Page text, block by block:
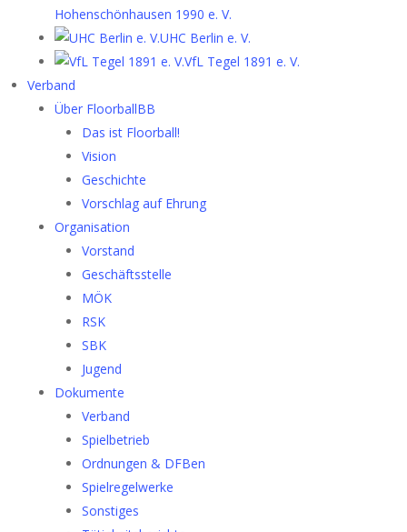
Hohenschönhausen 1990 e. V.
UHC Berlin e. V.
VfL Tegel 1891 e. V.
Verband
Über FloorballBB
Das ist Floorball!
Vision
Geschichte
Vorschlag auf Ehrung
Organisation
Vorstand
Geschäftsstelle
MÖK
RSK
SBK
Jugend
Dokumente
Verband
Spielbetrieb
Ordnungen & DFBen
Spielregelwerke
Sonstiges